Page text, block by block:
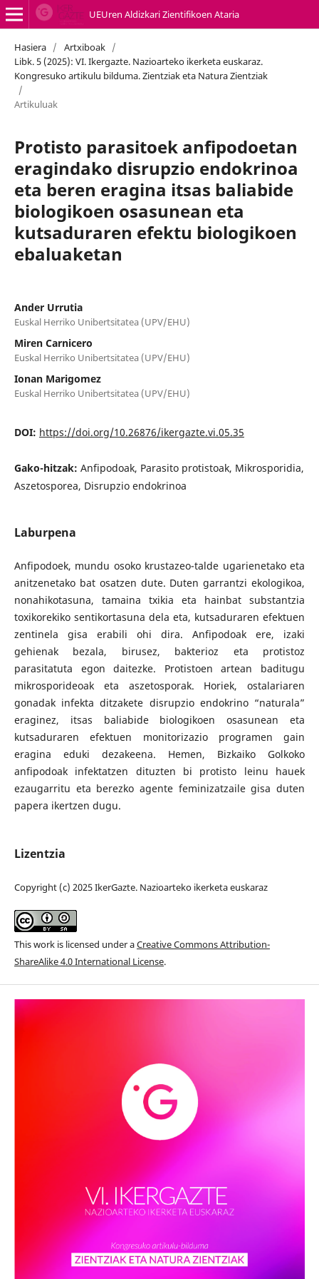
UEUren Aldizkari Zientifikoen Ataria
Hasiera / Artxiboak /
Libk. 5 (2025): VI. Ikergazte. Nazioarteko ikerketa euskaraz.
Kongresuko artikulu bilduma. Zientziak eta Natura Zientziak
/
Artikuluak
Protisto parasitoek anfipodoetan
eragindako disrupzio endokrinoa
eta beren eragina itsas baliabide
biologikoen osasunean eta
kutsaduraren efektu biologikoen
ebaluaketan
Ander Urrutia
Euskal Herriko Unibertsitatea (UPV/EHU)
Miren Carnicero
Euskal Herriko Unibertsitatea (UPV/EHU)
Ionan Marigomez
Euskal Herriko Unibertsitatea (UPV/EHU)
DOI: https://doi.org/10.26876/ikergazte.vi.05.35
Gako-hitzak: Anfipodoak, Parasito protistoak, Mikrosporidia,
Aszetosporea, Disrupzio endokrinoa
Laburpena
Anfipodoek, mundu osoko krustazeo-talde ugarienetako eta
anitzenetako bat osatzen dute. Duten garrantzi ekologikoa,
nonahikotasuna, tamaina txikia eta hainbat substantzia
toxikorekiko sentikortasuna dela eta, kutsaduraren efektuen
zentinela gisa erabili ohi dira. Anfipodoak ere, izaki
gehienak bezala, birusez, bakterioz eta protistoz
parasitatuta egon daitezke. Protistoen artean baditugu
mikrosporideoak eta aszetosporak. Horiek, ostalariaren
gonadak infekta ditzakete disrupzio endokrino “naturala”
eraginez, itsas baliabide biologikoen osasunean eta
kutsaduraren efektuen monitorizazio programen gain
eragina eduki dezakeena. Hemen, Bizkaiko Golkoko
anfipodoak infektatzen dituzten bi protisto leinu hauek
ezaugarritu eta berezko agente feminizatzaile gisa duten
papera ikertzen dugu.
Lizentzia
Copyright (c) 2025 IkerGazte. Nazioarteko ikerketa euskaraz
This work is licensed under aCreative Commons Attribution-
ShareAlike 4.0 International License.